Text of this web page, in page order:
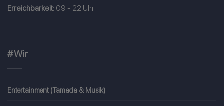
Erreichbarkeit: 09 - 22 Uhr
#Wir
Entertainment (Tamada & Musik)